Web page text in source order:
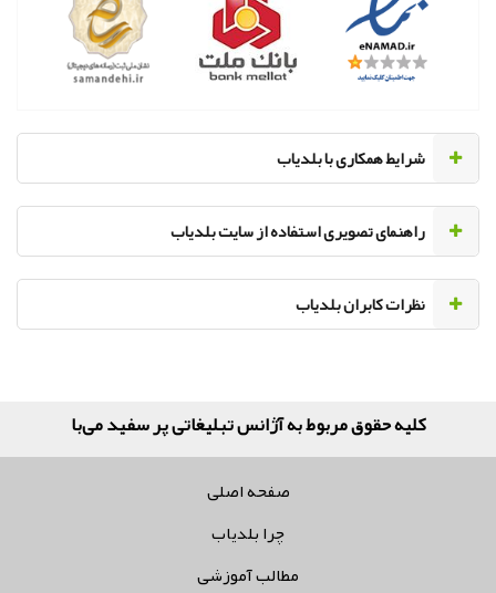
‌شرایط همکاری با بلدیاب
راهنمای تصویری استفاده از سایت بلدیاب
نظرات کابران بلدیاب
کلیه حقوق مربوط به آژانس تبلیغاتی پر سفید می‌باشد
صفحه اصلی
چرا بلدیاب
مطالب آموزشی